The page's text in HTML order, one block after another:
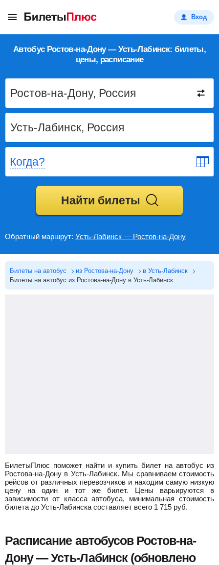
Вход
Автобус Ростов-на-Дону — Усть-Лабинск: билеты,
цены, расписание
Когда?
Найти билеты
Обратный маршрут: Усть-Лабинск — Ростов-на-Дону
Билеты на автобус из Ростова-на-Дону
в Усть-Лабинск
Билеты на автобус из Ростова-на-Дону в Усть-Лабинск
БилетыПлюс поможет найти и купить билет на автобус из
Ростова-на-Дону в Усть-Лабинск. Мы сравниваем стоимость
рейсов от различных перевозчиков и находим самую низкую
цену на один и тот же билет. Цены варьируются в
зависимости от класса автобуса, минимальная стоимость
билета до Усть-Лабинска составляет всего 1 715 руб.
Расписание автобусов Ростов-на-
Дону — Усть-Лабинск (обновлено